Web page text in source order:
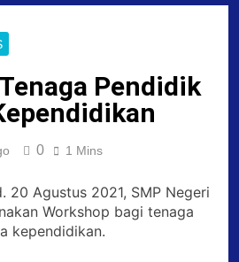
Pendidik
0 1 Mins
20 Agustus 2021, SMP Negeri
Workshop bagi tenaga
kependidikan.